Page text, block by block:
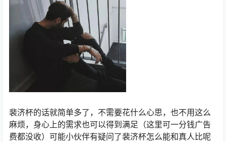
裴济杯的话就简单多了，不需要花什么心思，也不用这么
麻烦，身心上的需求也可以得到满足（这里可一分钱广告
费都没收）可能小伙伴有疑问了裴济杯怎么能和真人比呢